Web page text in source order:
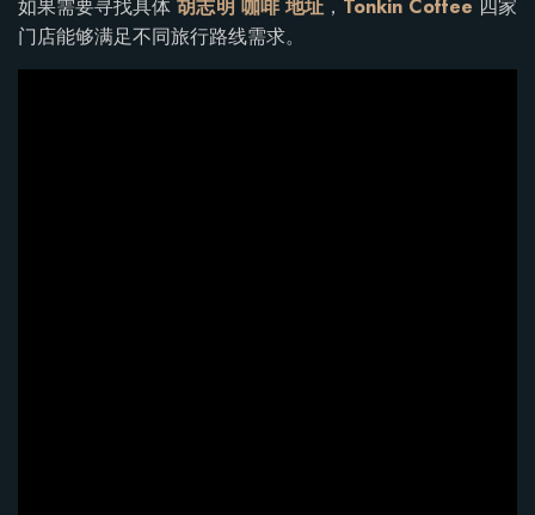
如果需要寻找具体胡志明 咖啡 地址， Tonkin Coffee 四家
门店能够满足不同旅行路线需求。